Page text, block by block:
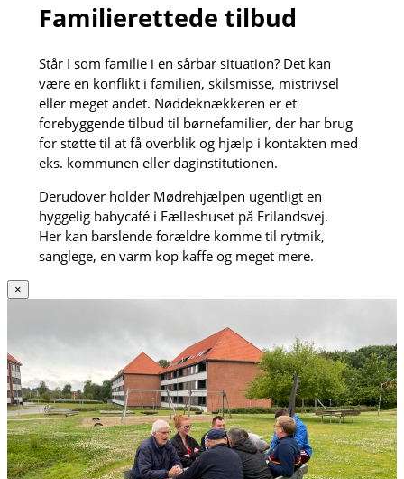
Familierettede tilbud
Står I som familie i en sårbar situation? Det kan
være en konflikt i familien, skilsmisse, mistrivsel
eller meget andet. Nøddeknækkeren er et
forebyggende tilbud til børnefamilier, der har brug
for støtte til at få overblik og hjælp i kontakten med
eks. kommunen eller daginstitutionen.
Derudover holder Mødrehjælpen ugentligt en
hyggelig babycafé i Fælleshuset på Frilandsvej.
Her kan barslende forældre komme til rytmik,
sanglege, en varm kop kaffe og meget mere.
×